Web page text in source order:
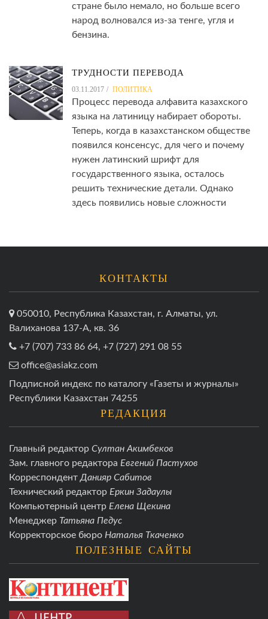
стране было немало, но больше всего
народ волновался из-за тенге, угля и
бензина.
ТРУДНОСТИ ПЕРЕВОДА
03.11.2017 ПОЛИТИКА
Процесс перевода алфавита казахского
языка на латиницу набирает обороты.
Теперь, когда в казахстанском обществе
появился консенсус, для чего и почему
нужен латинский шрифт для
государственного языка, осталось
решить технические детали. Однако
здесь появились новые сложности
КОНТАКТЫ
050010, Республика Казахстан, г. Алматы, ул.
Валиханова 137-А, кв. 36
+7 (707) 733 86 64, +7 (727) 291 08 55
office@asiakz.com
Подписной индекс по каталогу «Газеты и журналы»
Республики Казахстан 74255
РЕДАКЦИЯ
Главный редактор Султан Акимбеков
Зам. главного редактора Евгений Пастухов
Корреспондент Данияр Сабитов
Технический редактор Еркин Задаулы
Компьютерный центр Елена Щекина
Менеджер Татьяна Педус
Корректорское бюро Наталья Ткаченко
ПОЛЕЗНЫЕ САЙТЫ